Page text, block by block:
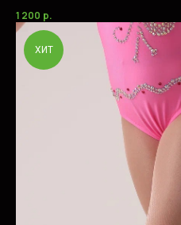
1 200 р.
ХИТ